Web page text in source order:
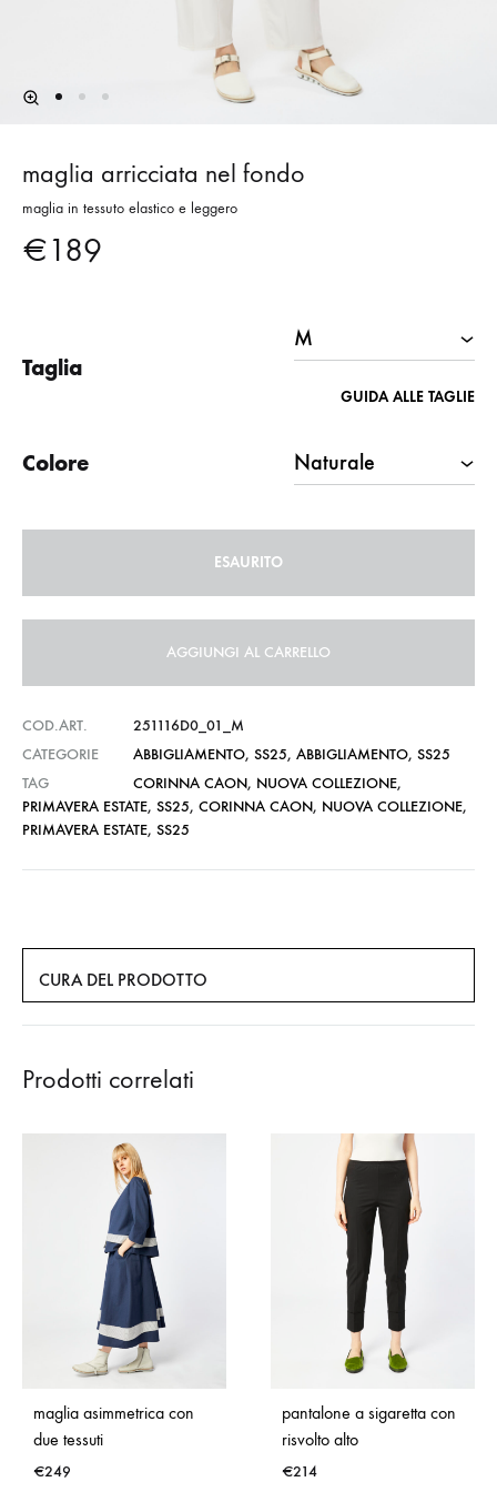
maglia arricciata nel fondo
maglia in tessuto elastico e leggero
€189
Taglia
GUIDA ALLE TAGLIE
Colore
ESAURITO
AGGIUNGI AL CARRELLO
COD.ART.
251116D0_01_M
CATEGORIE
ABBIGLIAMENTO, SS25, ABBIGLIAMENTO, SS25
TAG
CORINNA CAON, NUOVA COLLEZIONE,
PRIMAVERA ESTATE, SS25, CORINNA CAON, NUOVA COLLEZIONE,
PRIMAVERA ESTATE, SS25
CURA DEL PRODOTTO
Prodotti correlati
maglia asimmetrica con
due tessuti
€249
pantalone a sigaretta con
risvolto alto
€214